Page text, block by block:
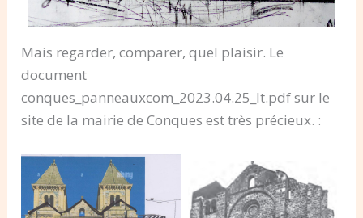
Mais regarder, comparer, quel plaisir. Le
document
conques_panneauxcom_2023.04.25_lt.pdf sur le
site de la mairie de Conques est très précieux. :